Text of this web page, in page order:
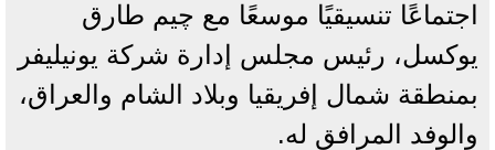
اجتماعًا تنسيقيًا موسعًا مع چيم طارق
يوكسل، رئيس مجلس إدارة شركة يونيليفر
بمنطقة شمال إفريقيا وبلاد الشام والعراق،
والوفد المرافق له.